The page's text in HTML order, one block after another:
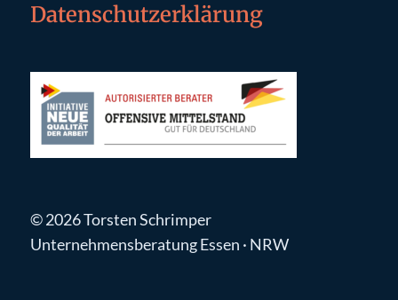
Datenschutzerklärung
© 2026 Torsten Schrimper
Unternehmensberatung Essen · NRW